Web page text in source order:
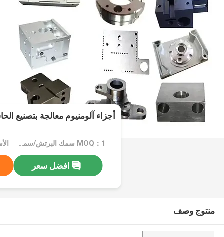
أجزاء آلومنيوم معالجة بتصنيع
MOQ：1 سمك البرتش/سمك البرتش
افضل سعر
منتوج وصف